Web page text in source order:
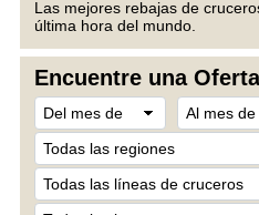
Las mejores rebajas de
última hora del mundo.
Encuentre una Oferta